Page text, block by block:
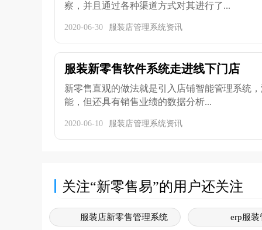
察，并且通过各种渠道方式对其进行了...
2020-06-30 服装店管理系统资讯
服装新零售软件系统走进线下门店
新零售直观的做法就是引入店铺智能管理系统
能，但还具有销售业绩的数据分析...
2020-06-10 服装店管理系统资讯
关注“新零售易”的用户还关注
服装店新零售管理系统 erp服